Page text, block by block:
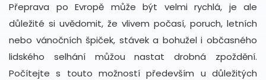
Přeprava po Evropě může být velmi rychlá, je ale
důležité si uvědomit, že vlivem počasí, poruch, letních
nebo vánočních špiček, stávek a bohužel i občasného
lidského selhání můžou nastat drobná zpoždění.
Počítejte s touto možností především u důležitých